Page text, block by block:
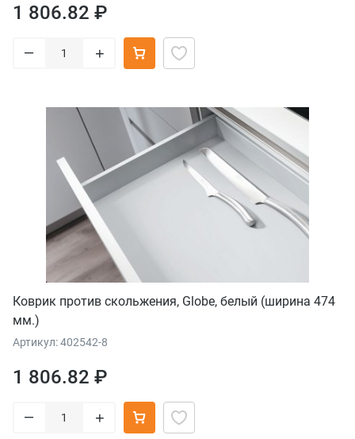
1 806.82 ₽
– +
Коврик против скольжения, Globe, белый (ширина 474
мм.)
Артикул: 402542-8
1 806.82 ₽
– +